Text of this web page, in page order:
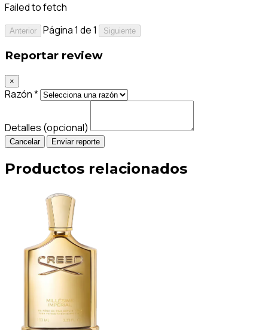
Failed to fetch
Anterior Página 1 de 1 Siguiente
Reportar review
×
Razón *
Detalles (opcional)
Cancelar Enviar reporte
Productos relacionados